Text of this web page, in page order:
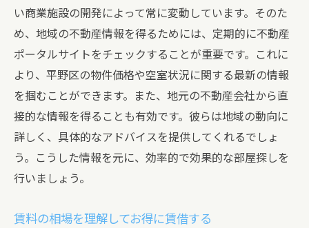
い商業施設の開発によって常に変動しています。そのた
め、地域の不動産情報を得るためには、定期的に不動産
ポータルサイトをチェックすることが重要です。これに
より、平野区の物件価格や空室状況に関する最新の情報
を掴むことができます。また、地元の不動産会社から直
接的な情報を得ることも有効です。彼らは地域の動向に
詳しく、具体的なアドバイスを提供してくれるでしょ
う。こうした情報を元に、効率的で効果的な部屋探しを
行いましょう。
賃料の相場を理解してお得に賃借する